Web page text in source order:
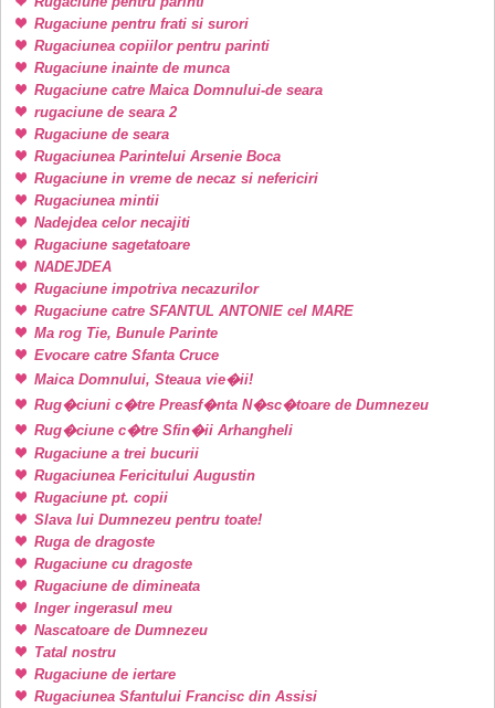
Rugaciune pentru frati si surori
Rugaciunea copiilor pentru parinti
Rugaciune inainte de munca
Rugaciune catre Maica Domnului-de seara
rugaciune de seara 2
Rugaciune de seara
Rugaciunea Parintelui Arsenie Boca
Rugaciune in vreme de necaz si nefericiri
Rugaciunea mintii
Nadejdea celor necajiti
Rugaciune sagetatoare
NADEJDEA
Rugaciune impotriva necazurilor
Rugaciune catre SFANTUL ANTONIE cel MARE
Ma rog Tie, Bunule Parinte
Evocare catre Sfanta Cruce
Maica Domnului, Steaua vie�ii!
Rug�ciuni c�tre Preasf�nta N�sc�toare de Dumnezeu
Rug�ciune c�tre Sfin�ii Arhangheli
Rugaciune a trei bucurii
Rugaciunea Fericitului Augustin
Rugaciune pt. copii
Slava lui Dumnezeu pentru toate!
Ruga de dragoste
Rugaciune cu dragoste
Rugaciune de dimineata
Inger ingerasul meu
Nascatoare de Dumnezeu
Tatal nostru
Rugaciune de iertare
Rugaciunea Sfantului Francisc din Assisi